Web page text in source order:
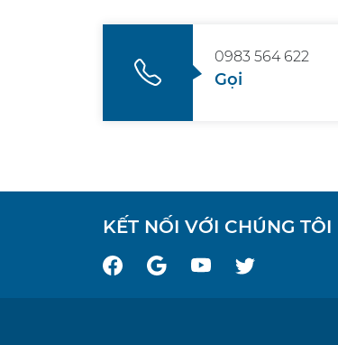
0983 564 622
Gọi
KẾT NỐI VỚI CHÚNG TÔI